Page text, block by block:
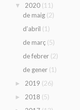
▼ 2020 (11)
de maig (2)
d’abril (1)
de març (5)
de febrer (2)
de gener (1)
► 2019 (26)
► 2018 (5)